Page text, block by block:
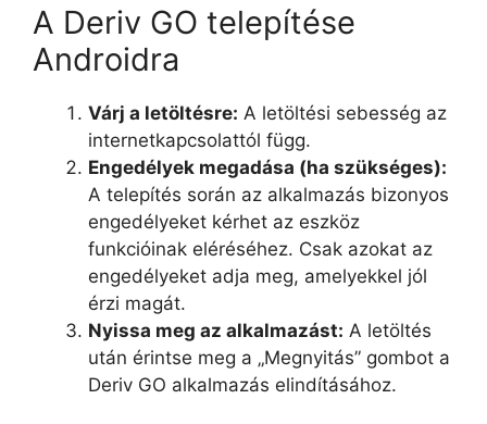
A Deriv GO telepítése
Androidra
Várj a letöltésre: A letöltési sebesség az
internetkapcsolattól függ.
Engedélyek megadása (ha szükséges):
A telepítés során az alkalmazás bizonyos
engedélyeket kérhet az eszköz
funkcióinak eléréséhez. Csak azokat az
engedélyeket adja meg, amelyekkel jól
érzi magát.
Nyissa meg az alkalmazást: A letöltés
után érintse meg a „Megnyitás” gombot a
Deriv GO alkalmazás elindításához.